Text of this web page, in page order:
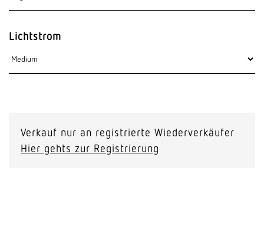
Lichtstrom
Verkauf nur an registrierte Wiederverkäufer
Hier gehts zur Registrierung